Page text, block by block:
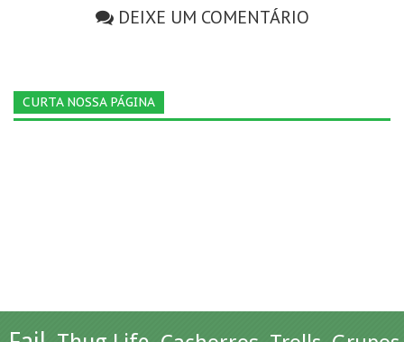
DEIXE UM COMENTÁRIO
CURTA NOSSA PÁGINA